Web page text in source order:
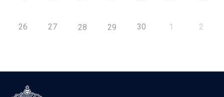
26 27 28 29 30 1 2